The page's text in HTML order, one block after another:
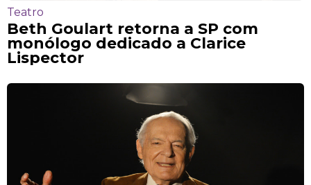
Teatro
Beth Goulart retorna a SP com
monólogo dedicado a Clarice
Lispector